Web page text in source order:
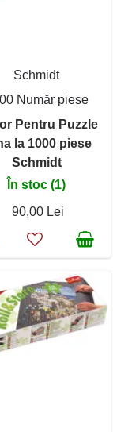
Schmidt
Număr piese
Pentru Puzzle
la 1000 piese
Schmidt
În stoc (1)
90,00 Lei